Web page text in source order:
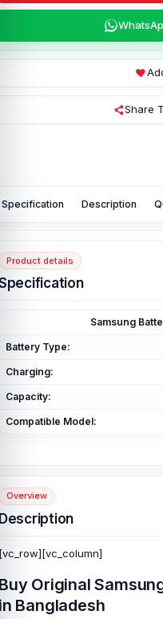
Share
Specification Description
Product details
Samsung
Battery Type:
Charging:
Capacity:
Compatible Model:
Overview
Original
Bangladesh